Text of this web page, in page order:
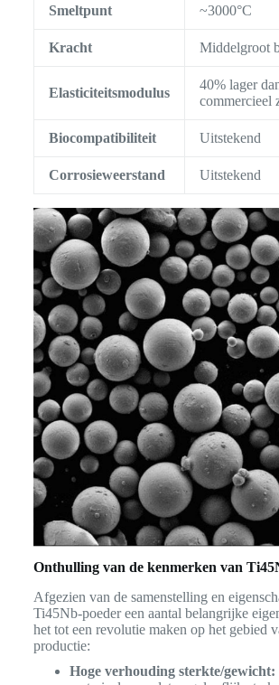
Smeltpunt ~3000°C
Kracht Middelgroot
Elasticiteitsmodulus
40% lager
commercieel
Biocompatibiliteit Uitstekend
Corrosieweerstand Uitstekend
Onthulling van de kenmerken van
Afgezien van de samenstelling en
Ti45Nb-poeder een aantal belangrijke
het tot een revolutie maken op het gebied
productie:
Hoge verhouding sterkte/gewicht: